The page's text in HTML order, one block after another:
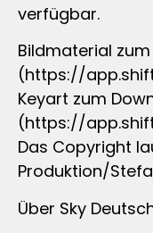
verfügbar.
Bildmaterial
(https://
Keyart zum
(https://
Das Copyright
Produktion/
Über Sky